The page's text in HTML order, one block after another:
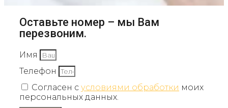
Оставьте номер – мы Вам
перезвоним.
Имя
Телефон
Согласен с условиями обработки моих
персональных данных.